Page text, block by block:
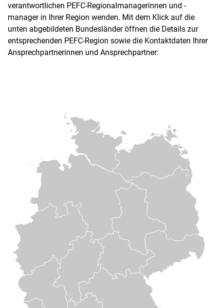
verantwortlichen PEFC-Regionalmanagerinnen und -
manager in Ihrer Region wenden. Mit dem Klick auf die
unten abgebildeten Bundesländer öffnen die Details zur
entsprechenden PEFC-Region sowie die Kontaktdaten Ihrer
Ansprechpartnerinnen und Ansprechpartner: